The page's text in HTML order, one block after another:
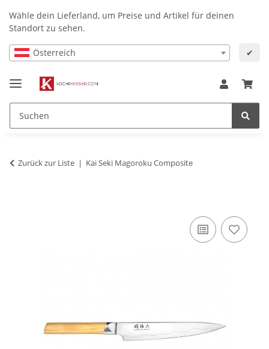
Wähle dein Lieferland, um Preise und Artikel für deinen
Standort zu sehen.
Österreich ✔
Zurück zur Liste Kai Seki Magoroku Composite